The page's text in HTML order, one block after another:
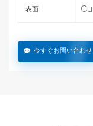
表面:
今すぐお問い合わせ